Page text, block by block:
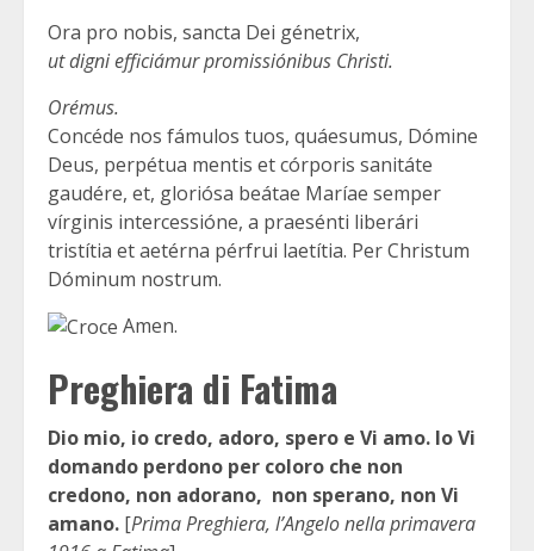
Ora pro nobis, sancta Dei génetrix,
ut digni efficiámur promissiónibus Christi.
Orémus.
Concéde nos fámulos tuos, quáesumus, Dómine
Deus, perpétua mentis et córporis sanitáte
gaudére, et, gloriósa beátae Maríae semper
vírginis intercessióne, a praesénti liberári
tristítia et aetérna pérfrui laetítia. Per Christum
Dóminum nostrum.
Amen.
Preghiera di Fatima
Dio mio, io credo, adoro, spero e Vi amo. Io Vi
domando perdono per coloro che non
credono, non adorano, non sperano, non Vi
amano. [Prima Preghiera, l’Angelo nella primavera